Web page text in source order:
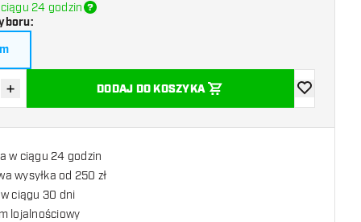
24 godzin
:
ilość
Zwiększ ilość
+ DODAJ DO KOSZYKA
dodaj do
w ciągu 24 godzin
wysyłka od 250 zł
ciągu 30 dni
lojalnościowy